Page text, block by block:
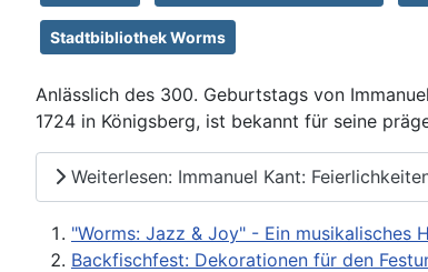
Stadtbibliothek Worms
Anlässlich des 300. Geburtstags von
1724 in Königsberg, ist bekannt für seine
Weiterlesen: Immanuel Kant:
"Worms: Jazz & Joy" - Ein musikalisches
Backfischfest: Dekorationen für den